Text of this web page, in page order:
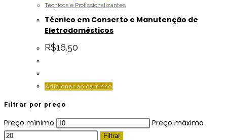
Técnicos e Profissionalizantes
Técnico em Conserto e Manutenção de
Eletrodomésticos
R$16.50
Adicionar ao carrinho
Filtrar por preço
Preço mínimo Preço máximo
Filtrar